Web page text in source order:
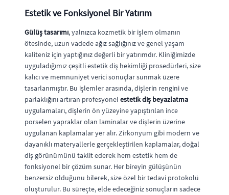
Estetik ve Fonksiyonel Bir Yatırım
Gülüş tasarımı, yalnızca kozmetik bir işlem olmanın
ötesinde, uzun vadede ağız sağlığınız ve genel yaşam
kaliteniz için yaptığınız değerli bir yatırımdır. Kliniğimizde
uyguladığımız çeşitli estetik diş hekimliği prosedürleri, size
kalıcı ve memnuniyet verici sonuçlar sunmak üzere
tasarlanmıştır. Bu işlemler arasında, dişlerin rengini ve
parlaklığını artıran profesyonel estetik diş beyazlatma
uygulamaları, dişlerin ön yüzeyine yapıştırılan ince
porselen yapraklar olan laminalar ve dişlerin üzerine
uygulanan kaplamalar yer alır. Zirkonyum gibi modern ve
dayanıklı materyallerle gerçekleştirilen kaplamalar, doğal
diş görünümünü taklit ederek hem estetik hem de
fonksiyonel bir çözüm sunar. Her bireyin gülüşünün
benzersiz olduğunu bilerek, size özel bir tedavi protokolü
oluşturulur. Bu süreçte, elde edeceğiniz sonuçların sadece